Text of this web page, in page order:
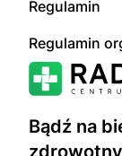
Bądź na
Regulamin
Regulamin